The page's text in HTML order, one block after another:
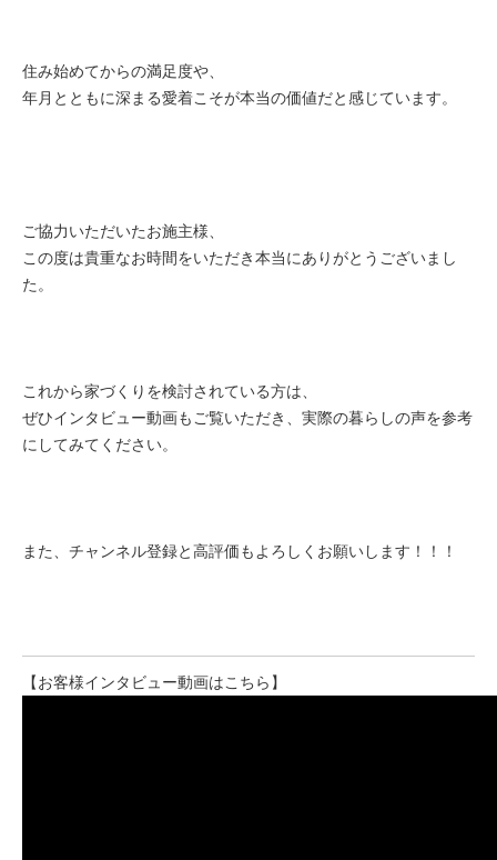
住み始めてからの満足度や、
年月とともに深まる愛着こそが本当の価値だと感じています。
ご協力いただいたお施主様、
この度は貴重なお時間をいただき本当にありがとうございまし
た。
これから家づくりを検討されている方は、
ぜひインタビュー動画もご覧いただき、 実際の暮らしの声を参考
にしてみてください。
また、チャンネル登録と高評価もよろしくお願いします！！！
【お客様インタビュー動画はこちら】